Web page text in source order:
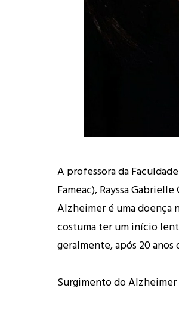
A professora da
Fameac), Rayssa
Alzheimer é uma doença
costuma ter um início
geralmente, após 20
Surgimento do Alzheimer